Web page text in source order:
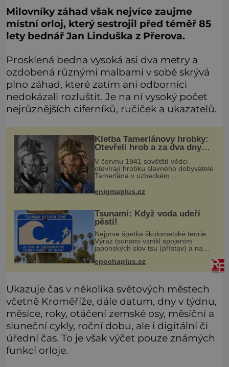
Milovníky záhad však nejvíce zaujme
místní orloj, který sestrojil před téměř 85
lety bednář Jan Linduška z Přerova.
Prosklená bedna vysoká asi dva metry a
ozdobená různými malbami v sobě skrývá
plno záhad, které zatím ani odborníci
nedokázali rozluštit. Je na ní vysoký počet
nejrůznějších ciferníků, ručiček a ukazatelů.
Kletba Tamerlánovy hrobky:
Otevřeli hrob a za dva dny
Náhoda, nebo varování?
V červnu 1941 sovětští vědci
otevírají hrobku slavného dobyvatele
Tamerlána v uzbeckém
nacistické Německo zahajuje operaci
Barbarossa a napadá Sovětský svaz.
enigmaplus.cz
Tsunami: Když voda udeří
pěstí!
Nejprve špetka školometské teorie.
Výraz tsunami vznikl spojením
japonských slov tsu (přístav) a nami
(vlna). Jedná se o dlouhou vlnu,
která je na volném moři takřka
epochaplus.cz
Ukazuje čas v několika světových městech
včetně Kroměříže, dále datum, dny v týdnu,
měsíce, roky, otáčení zemské osy, měsíční a
sluneční cykly, roční dobu, ale i digitální či
úřední čas. To je však výčet pouze známých
funkcí orloje.